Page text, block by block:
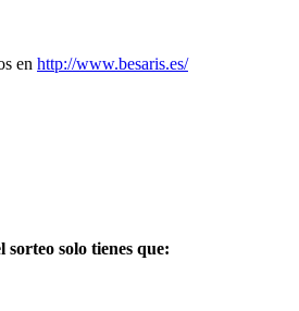
en http://www.besaris.es/
solo tienes que: